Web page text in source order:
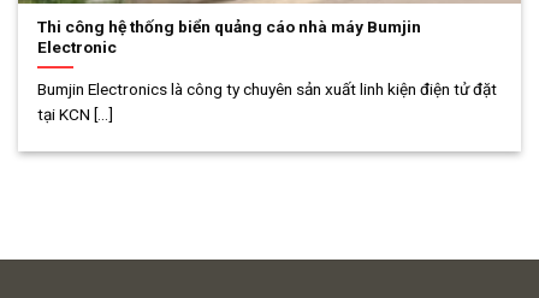
Thi công hệ thống biển quảng cáo nhà máy Bumjin
Electronic
Bumjin Electronics là công ty chuyên sản xuất linh kiện điện tử đặt
tại KCN [...]